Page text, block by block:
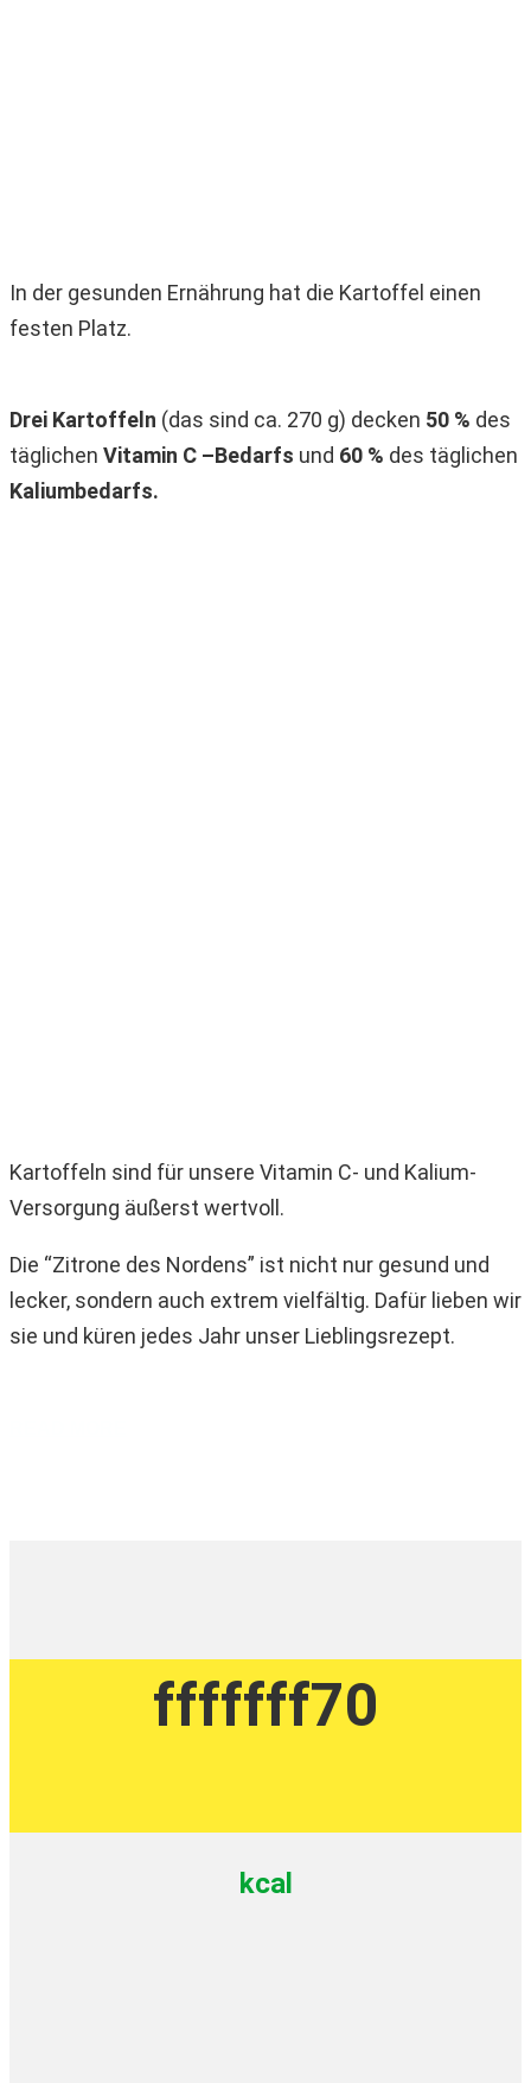
In der gesunden Ernährung hat die Kartoffel einen
festen Platz.
Drei Kartoffeln (das sind ca. 270 g) decken 50 % des
täglichen Vitamin C –Bedarfs und 60 % des täglichen
Kaliumbedarfs.
Kartoffeln sind für unsere Vitamin C- und Kalium-
Versorgung äußerst wertvoll.
Die “Zitrone des Nordens” ist nicht nur gesund und
lecker, sondern auch extrem vielfältig. Dafür lieben wir
sie und küren jedes Jahr unser Lieblingsrezept.
fffffff70
kcal